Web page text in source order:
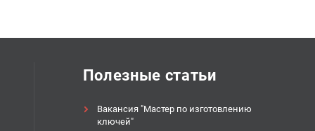
Полезные статьи
Вакансия "Мастер по изготовлению
ключей"